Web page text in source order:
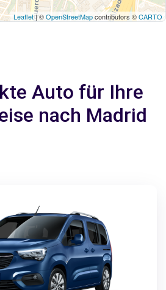
Leaflet| ©OpenStreetMapcontributors ©CARTO
Auto für Ihre
nach Madrid